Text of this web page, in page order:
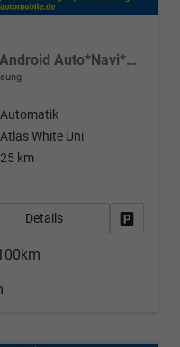
Black Line 1.6 T-GDi HEV AT Android Auto*Navi*SHZ*Kamera*2Z Klimaauto*
Automatik
Atlas White Uni
25 km
Details